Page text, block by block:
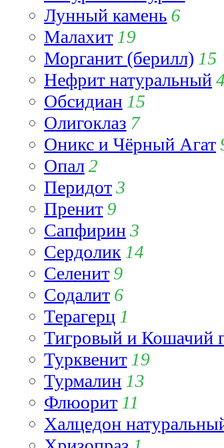
Лунный камень 6
Малахит 19
Морганит (берилл) 15
Нефрит натуральный
Обсидиан 15
Олигоклаз 7
Оникс и Чёрный Агат
Опал2
Перидот3
Пренит 9
Сапфирин 3
Сердолик 14
Селенит 9
Содалит 6
Терагерц 1
Тигровый и Кошачий
Турквенит 19
Турмалин 13
Флюорит 11
Халцедон